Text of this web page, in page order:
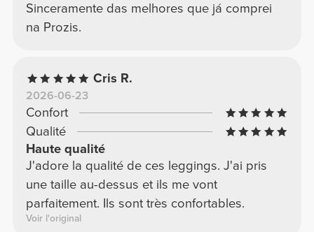
Sinceramente das melhores que já comprei
na Prozis.
Cris R.
2026-06-23
Confort
Qualité
Haute qualité
J'adore la qualité de ces leggings. J'ai pris
une taille au-dessus et ils me vont
parfaitement. Ils sont très confortables.
Voir l'original